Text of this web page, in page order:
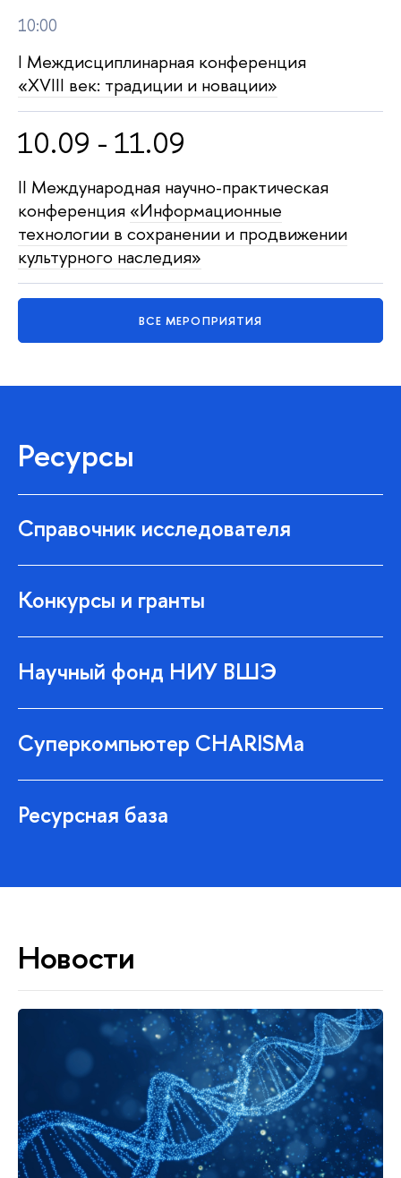
10:00
I Междисциплинарная конференция
«XVIII век: традиции и новации»
10.09 - 11.09
II Международная научно-практическая
конференция «Информационные
технологии в сохранении и продвижении
культурного наследия»
ВСЕ МЕРОПРИЯТИЯ
Ресурсы
Справочник исследователя
Конкурсы и гранты
Научный фонд НИУ ВШЭ
Суперкомпьютер CHARISMa
Ресурсная база
Новости